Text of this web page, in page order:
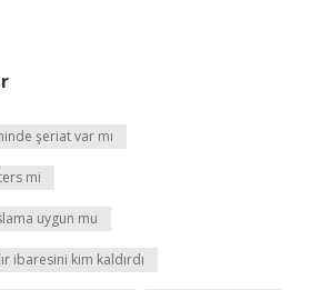
şeriat var mı
mi
uygun mu
ibaresini kim kaldırdı